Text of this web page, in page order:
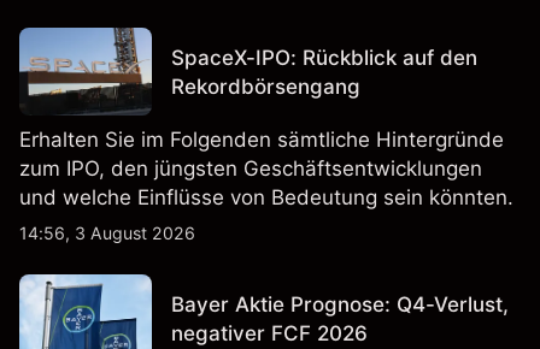
SpaceX-IPO: Rückblick auf den
Rekordbörsengang
Erhalten Sie im Folgenden sämtliche Hintergründe
zum IPO, den jüngsten Geschäftsentwicklungen
und welche Einflüsse von Bedeutung sein könnten.
14:56, 3 August 2026
Bayer Aktie Prognose: Q4-Verlust,
negativer FCF 2026